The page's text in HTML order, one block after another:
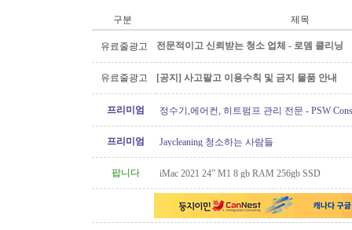
구분 제목
유료줄광고 전문적이고 신뢰받는 청소 업체 - 로뎀 클리닝
유료줄광고 [공지] 사고팔고 이용수칙 및 금지 물품 안내
프리미엄 정수기,에어컨, 히트펌프 관리 전문 - PSW
프리미엄 Jaycleaning 청소하는 사람들
팝니다 iMac 2021 24” M1 8 gb RAM 256gb SSD